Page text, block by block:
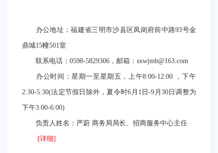
办公地址：福建省三明市沙县区凤岗府前中路93号金
鼎城15幢501室
联系电话：0598-5829306，邮箱：sxwjmb@163.com
办公时间：星期一至星期五，上午8:00-12:00 ，下午
2:30-5:30(法定节假日除外，夏令时6月1日-9月30日调整为
下午3:00-6:00)
负责人姓名：严蔚 商务局局长、招商服务中心主任
[详细]